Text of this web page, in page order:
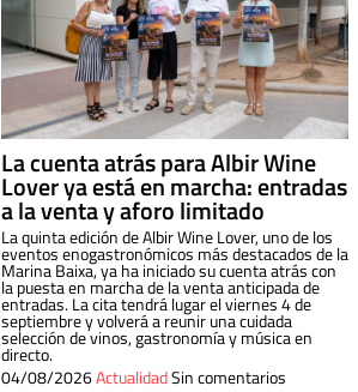
La cuenta atrás para Albir Wine
Lover ya está en marcha: entradas
a la venta y aforo limitado
La quinta edición de Albir Wine Lover, uno de los
eventos enogastronómicos más destacados de la
Marina Baixa, ya ha iniciado su cuenta atrás con
la puesta en marcha de la venta anticipada de
entradas. La cita tendrá lugar el viernes 4 de
septiembre y volverá a reunir una cuidada
selección de vinos, gastronomía y música en
directo.
04/08/2026ActualidadSin comentarios